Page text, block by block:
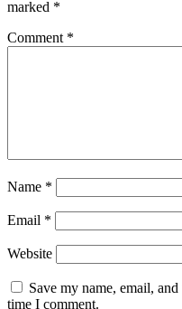
marked *
Comment *
Name *
Email *
Website
Save my name, email,
time I comment.